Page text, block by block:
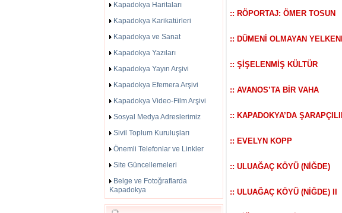
Kapadokya Haritaları
Kapadokya Karikatürleri
Kapadokya ve Sanat
Kapadokya Yazıları
Kapadokya Yayın Arşivi
Kapadokya Efemera Arşivi
Kapadokya Video-Film Arşivi
Sosyal Medya Adreslerimiz
Sivil Toplum Kuruluşları
Önemli Telefonlar ve Linkler
Site Güncellemeleri
Belge ve Fotoğraflarda
Kapadokya
:: RÖPORTAJ: ÖMER TOSUN
:: DÜMENİ OLMAYAN
:: ŞİŞELENMİŞ KÜLTÜR
:: AVANOS’TA BİR VAHA
:: KAPADOKYA’DA
:: EVELYN KOPP
:: ULUAĞAÇ KÖYÜ (NİĞDE)
:: ULUAĞAÇ KÖYÜ (NİĞDE) II